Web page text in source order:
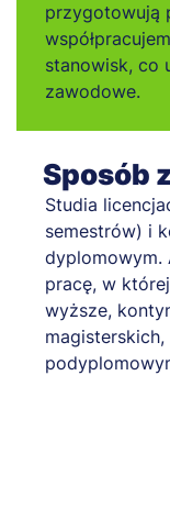
przygotowują
stanowisk, co
zawodowe.
Sposób
Studia
semestrów) i
dyplomowym.
pracę, w
wyższe,